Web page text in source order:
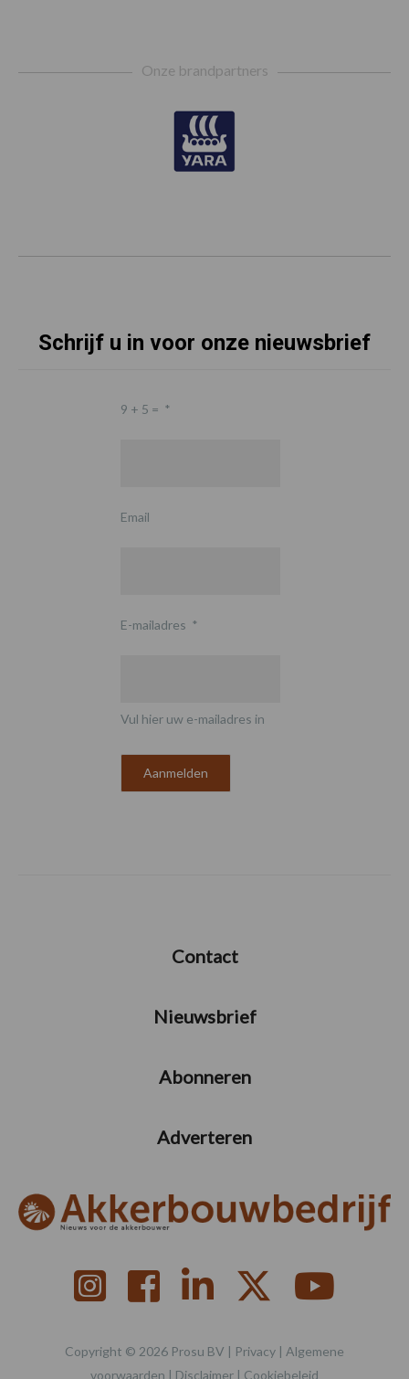
Onze brandpartners
Schrijf u in voor onze nieuwsbrief
9 + 5 = *
Email
E-mailadres *
Vul hier uw e-mailadres in
Contact
Nieuwsbrief
Abonneren
Adverteren
Copyright © 2026 Prosu BV | Privacy | Algemene
voorwaarden | Disclaimer | Cookiebeleid